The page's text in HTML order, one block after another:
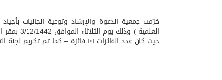
06/08/2026مركز الملك سلمان للإغاثة يضع حجر
كرّمت جمعية الدعوة والإرشاد وتوعية الجاليات
حيث كان عدد الفائزات ١٠١ فائزة – كما تم تكريم لجنة التحكيم ( المشرفات على المسابقة)